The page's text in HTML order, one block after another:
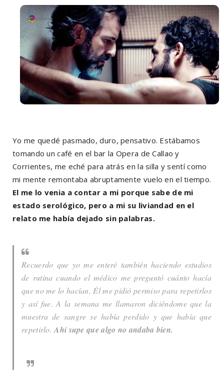
Yo me quedé pasmado, duro, pensativo. Estábamos
tomando un café en el bar la Opera de Callao y
Corrientes, me eché para atrás en la silla y sentí como
mi mente remontaba abruptamente vuelo en el tiempo.
El me lo venia a contar a mi porque sabe de mi
estado serológico, pero a mi su liviandad en el
relato me había dejado sin palabras.
Recuerdo que yo me enteré también haciendo estudios
de rutina cuando el médico me preguntó cuánto hacía
que no me lo hacían. Él me pidió permiso para repetirlos
y así fue. A la semana me llamaron diciéndome que la
muestra de sangre se había perdido y que había que
repetirlo.Ahí supe que algo no andaba bien.